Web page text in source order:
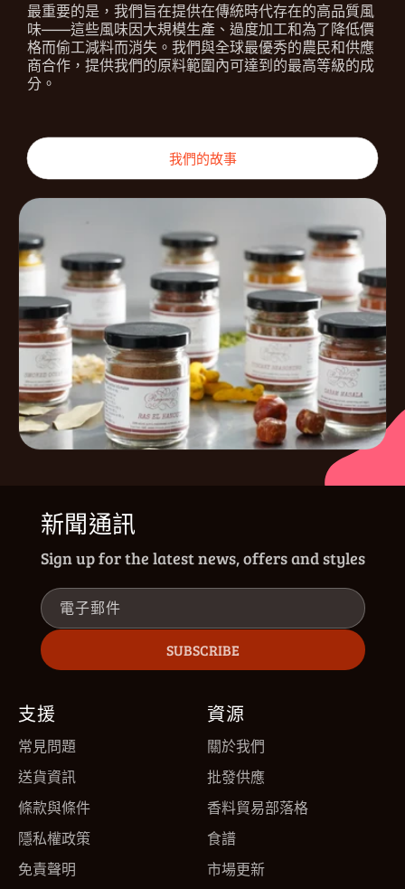
最重要的是，我們旨在提供在傳統時代存在的高品質風
味——這些風味因大規模生產、過度加工和為了降低價
格而偷工減料而消失。我們與全球最優秀的農民和供應
商合作，提供我們的原料範圍內可達到的最高等級的成
分。
我們的故事
新聞通訊
Sign up for the latest news, offers and styles
電子郵件
SUBSCRIBE
支援
常見問題
送貨資訊
條款與條件
隱私權政策
免責聲明
資源
關於我們
批發供應
香料貿易部落格
食譜
市場更新